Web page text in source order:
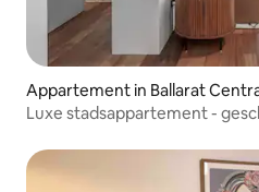
Appartement in Ballarat
Luxe stadsappartement -